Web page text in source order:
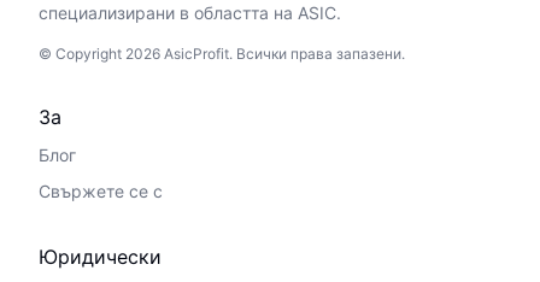
специализирани в областта на ASIC.
© Copyright 2026 AsicProfit. Всички права запазени.
За
Блог
Свържете се с
Юридически